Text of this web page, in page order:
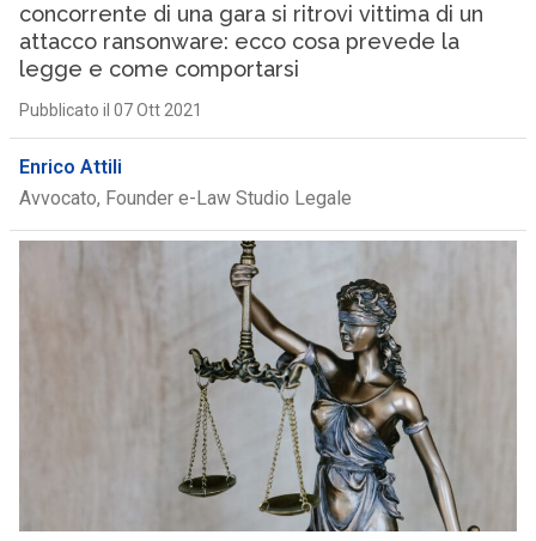
concorrente di una gara si ritrovi vittima di un
attacco ransonware: ecco cosa prevede la
legge e come comportarsi
Pubblicato il 07 Ott 2021
Enrico Attili
Avvocato, Founder e-Law Studio Legale